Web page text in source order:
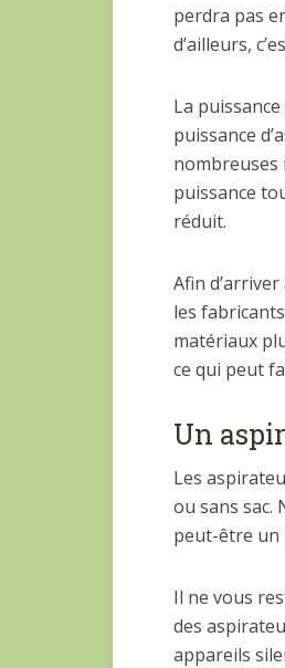
perdra pas
d’ailleurs,
La
puissance
nombreuses
puissance
réduit.
Afin
les
matériaux
ce qui peut
Un
Les
ou sans sac.
peut-être un
Il ne vous
des
appareils